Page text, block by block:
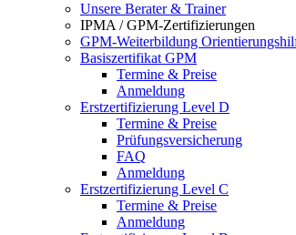
Unsere Berater & Trainer
IPMA / GPM-Zertifizierungen
GPM-Weiterbildung
Basiszertifikat GPM
Termine & Preise
Anmeldung
Erstzertifizierung Level D
Termine & Preise
Prüfungsversicherung
FAQ
Anmeldung
Erstzertifizierung Level C
Termine & Preise
Anmeldung